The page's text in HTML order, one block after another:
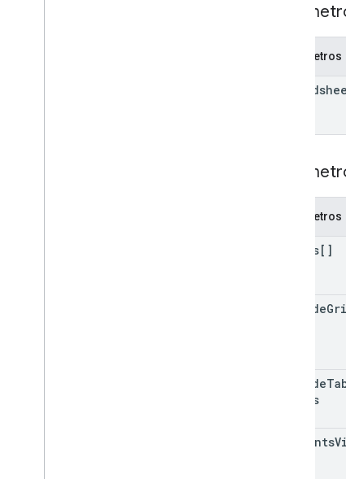
Parámetros
Parámetros
ranges[]
include
exclude
Ranges
comments